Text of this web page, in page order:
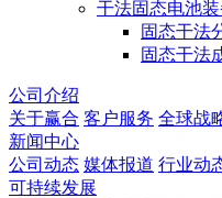
干法固态电池装
固态干法
固态干法
公司介绍
关于赢合 客户服务 全球战
新闻中心
公司动态 媒体报道 行业动
可持续发展